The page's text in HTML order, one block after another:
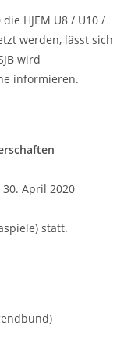
HJEM U8 / U10 /
werden, lässt sich
wird
informieren.
April 2020
statt.